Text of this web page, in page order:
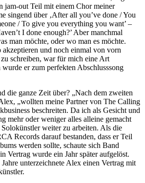
jam-out Teil mit einem Chor meiner
singend über ‚After all you’ve done / You
/ To give you everything you want’ –
I done enough?’ Aber manchmal
man möchte, oder wo man es möchte.
akzeptieren und noch einmal von vorn
schreiben, war für mich eine Art
er zum perfekten Abschlusssong
die ganze Zeit über? „Nach dem zweiten
„wollten meine Partner von The Calling
beschreiten. Da ich als Gesicht und
mehr oder weniger alles alleine gemacht
Solokünstler weiter zu arbeiten. Als die
Records darauf bestanden, dass er Teil
werden sollte, schaute sich Band
Vertrag wurde ein Jahr später aufgelöst.
unterzeichnete Alex einen Vertrag mit